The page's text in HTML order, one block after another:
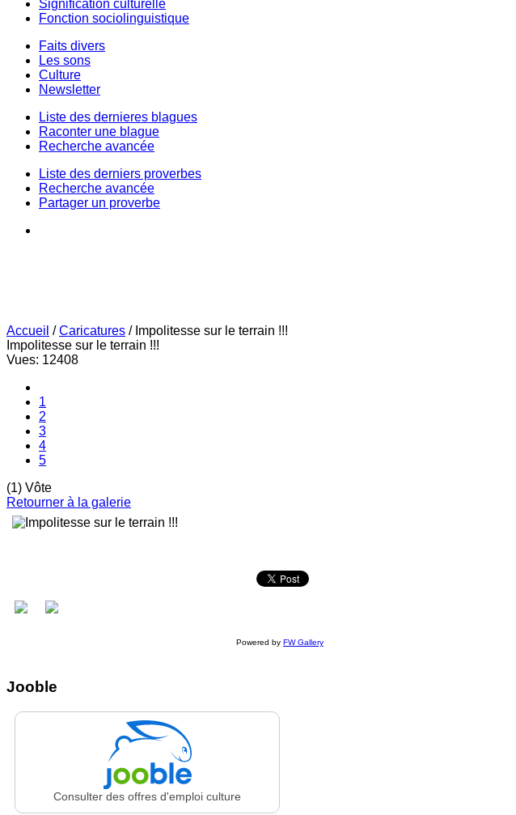
Signification culturelle
Fonction sociolinguistique
Faits divers
Les sons
Culture
Newsletter
Liste des dernieres blagues
Raconter une blague
Recherche avancée
Liste des derniers proverbes
Recherche avancée
Partager un proverbe
Accueil /Caricatures / Impolitesse sur le terrain !!!
Impolitesse sur le terrain !!!
Vues: 12408
1
2
3
4
5
(1) Vôte
Retourner à la galerie
Powered by FW Gallery
Jooble
Consulter des offres d'emploi culture